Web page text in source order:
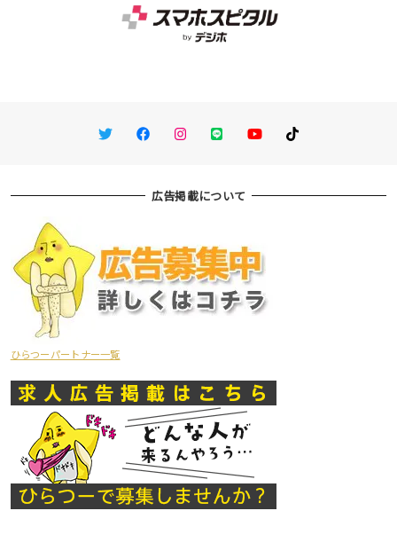
TwitterFacebookInstagram
LINE You TubeTikTok
広告掲載について
ひらつーパートナー一覧